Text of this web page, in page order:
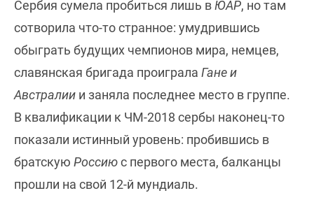
Сербия сумела пробиться лишь в ЮАР, но там
сотворила что-то странное: умудрившись
обыграть будущих чемпионов мира, немцев,
славянская бригада проиграла Гане и
Австралии и заняла последнее место в группе.
В квалификации к ЧМ-2018 сербы наконец-то
показали истинный уровень: пробившись в
братскую Россиюс первого места, балканцы
прошли на свой 12-й мундиаль.